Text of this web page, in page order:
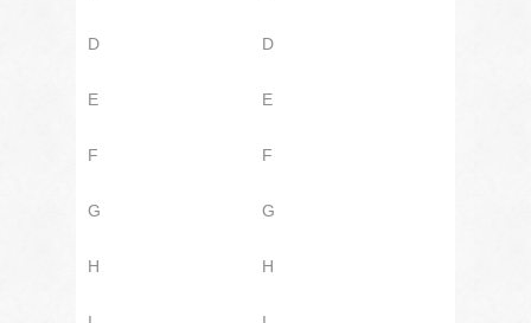
D D
E E
F F
G G
H H